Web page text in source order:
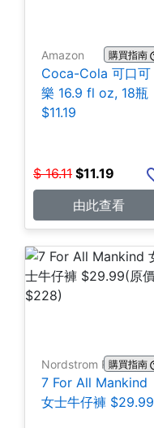
Amazon 購買指南
Coca-Cola 可口可
樂 16.9 fl oz, 18瓶
$11.19
$ 16.11 $11.19
由此查看
Nordstrom Rack購買指南
7 For All Mankind
女士牛仔褲 $29.99